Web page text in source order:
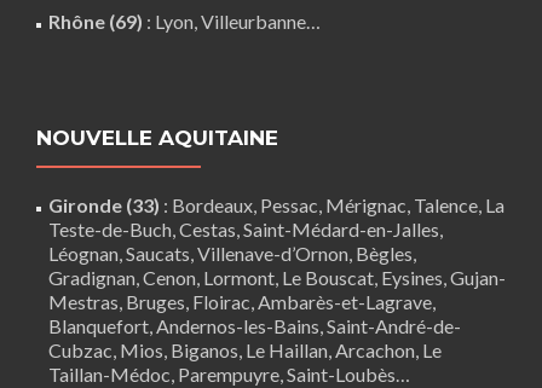
Rhône (69) : Lyon, Villeurbanne…
NOUVELLE AQUITAINE
Gironde (33) : Bordeaux, Pessac, Mérignac, Talence, La
Teste-de-Buch,Cestas,Saint-Médard-en-Jalles,
Léognan,Saucats,Villenave-d’Ornon, Bègles,
Gradignan,Cenon, Lormont, Le Bouscat, Eysines, Gujan-
Mestras, Bruges, Floirac,Ambarès-et-Lagrave,
Blanquefort,Andernos-les-Bains, Saint-André-de-
Cubzac, Mios, Biganos, Le Haillan,Arcachon, Le
Taillan-Médoc, Parempuyre,Saint-Loubès…